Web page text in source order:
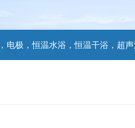
恒温水浴，恒温干浴，超声波清洗机